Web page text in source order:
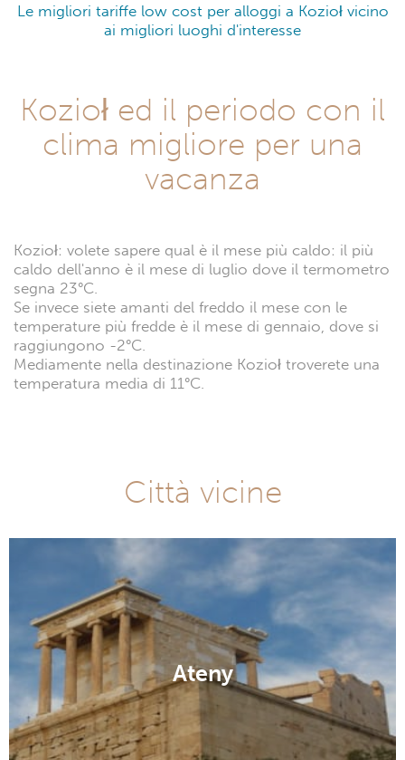
Le migliori tariffe low cost per alloggi a Kozioł vicino
ai migliori luoghi d'interesse
Kozioł ed il periodo con il
clima migliore per una
vacanza
Kozioł: volete sapere qual è il mese più caldo: il più
caldo dell'anno è il mese di luglio dove il termometro
segna 23°C.
Se invece siete amanti del freddo il mese con le
temperature più fredde è il mese di gennaio, dove si
raggiungono -2°C.
Mediamente nella destinazione Kozioł troverete una
temperatura media di 11°C.
Città vicine
Ateny